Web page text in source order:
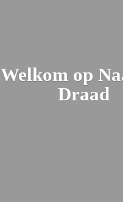
Welkom op
Draad